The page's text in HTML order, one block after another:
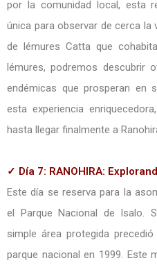
por la comunidad local, esta
única para observar de cerca la
de lémures Catta que
lémures, podremos descubrir
endémicas que prosperan en
esta experiencia
hasta llegar finalmente a
✓ Día 7: RANOHIRA:
Este día se reserva para la
el Parque Nacional de Isalo.
simple área protegida
parque nacional en 1999. Este